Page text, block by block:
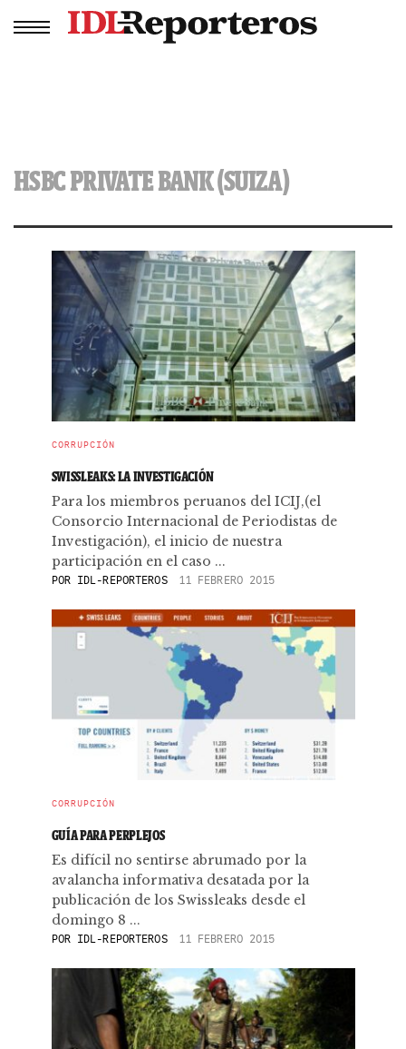
HSBC PRIVATE BANK (SUIZA)
CORRUPCIÓN
SWISSLEAKS: LA INVESTIGACIÓN
Para los miembros peruanos del ICIJ,(el
Consorcio Internacional de Periodistas de
Investigación), el inicio de nuestra
participación en el caso ...
POR IDL-REPORTEROS 11 FEBRERO 2015
CORRUPCIÓN
GUÍA PARA PERPLEJOS
Es difícil no sentirse abrumado por la
avalancha informativa desatada por la
publicación de los Swissleaks desde el
domingo 8 ...
POR IDL-REPORTEROS 11 FEBRERO 2015